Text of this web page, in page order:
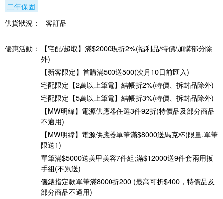
二年保固
供貨狀況：
客訂品
優惠活動：
【宅配/超取】滿$2000現折2%(福利品/特價/加購部分除
外)
【新客限定】首購滿500送500(次月10日前匯入)
宅配限定【2萬以上筆電】結帳折2%(特價、拆封品除外)
宅配限定【5萬以上筆電】結帳折3%(特價、拆封品除外)
【MW明緯】電源供應器任選3件92折(特價品及部分商品
不適用)
【MW明緯】電源供應器單筆滿$8000送馬克杯(限量,單筆
限送1)
單筆滿$5000送美甲美容7件組;滿$12000送9件套兩用扳
手組(不累送)
儀錶指定款單筆滿8000折200 (最高可折$400，特價品及
部分商品不適用)